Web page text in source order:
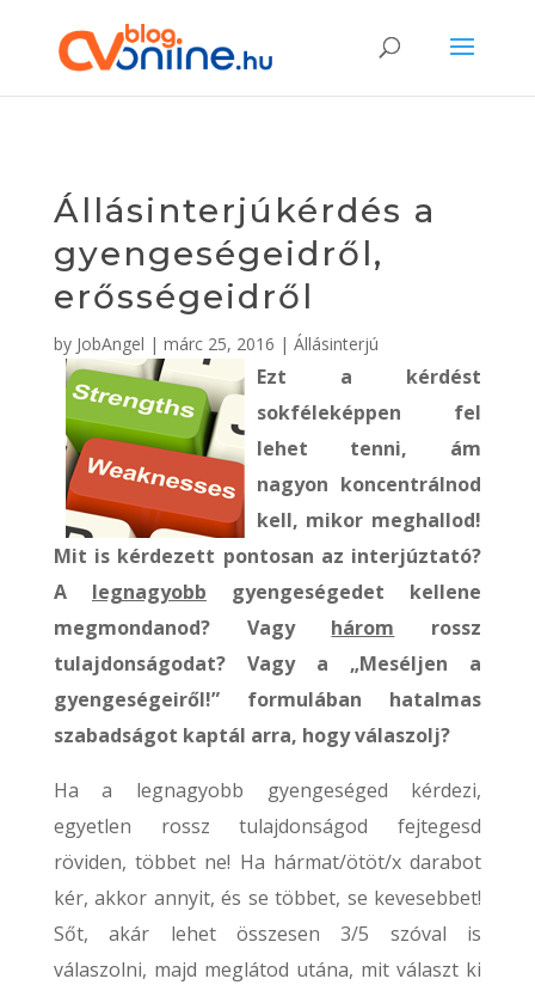
Állásinterjúkérdés a
gyengeségeidről,
erősségeidről
by JobAngel | márc 25, 2016 | Állásinterjú
Ezt a kérdést
sokféleképpen fel
lehet tenni, ám
nagyon koncentrálnod
kell, mikor meghallod!
Mit is kérdezett pontosan az interjúztató?
A legnagyobb gyengeségedet kellene
megmondanod? Vagy három rossz
tulajdonságodat? Vagy a „Meséljen a
gyengeségeiről!” formulában hatalmas
szabadságot kaptál arra, hogy válaszolj?
Ha a legnagyobb gyengeséged kérdezi,
egyetlen rossz tulajdonságod fejtegesd
röviden, többet ne! Ha hármat/ötöt/x darabot
kér, akkor annyit, és se többet, se kevesebbet!
Sőt, akár lehet összesen 3/5 szóval is
válaszolni, majd meglátod utána, mit választ ki